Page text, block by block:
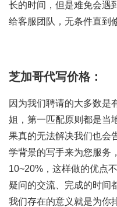
长的时间，但是难免会遇
给客服团队，无条件直到
芝加哥代写价格：
因为我们聘请的大多数是
姐，第一匹配原则都是当
果真的无法解决我们也会
学背景的写手来为您服务
10~20%，这样做的优点
疑问的交流、完成的时间
我们存在的意义就是为你